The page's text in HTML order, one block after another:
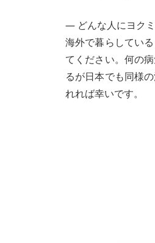
― どんな人にヨク
海外で暮らしてい
てください。何の
るが日本でも同様
れれば幸いです。